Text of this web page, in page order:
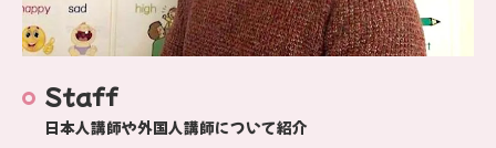
Staff
日本人講師や外国人講師について紹介